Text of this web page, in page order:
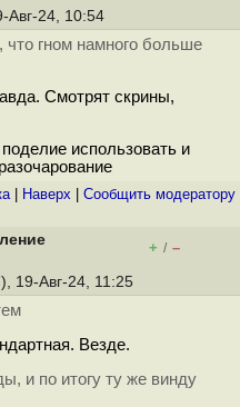
Авг-24, 10:54
что гном намного больше
Смотрят скрины,
использовать и
| Наверх Cообщить модератору
+ / –
19-Авг-24, 11:25
Везде.
и по итогу ту же винду